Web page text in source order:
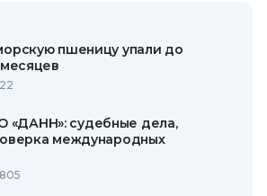
пшеницу упали до
22
«ДАНН»: судебные дела,
международных